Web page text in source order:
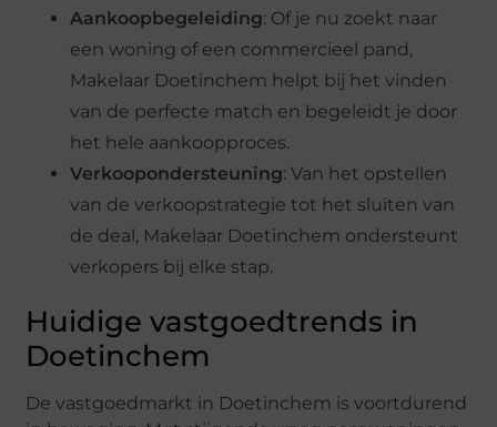
Aankoopbegeleiding: Of je nu zoekt naar
een woning of een commercieel pand,
Makelaar Doetinchem helpt bij het vinden
van de perfecte match en begeleidt je door
het hele aankoopproces.
Verkoopondersteuning: Van het opstellen
van de verkoopstrategie tot het sluiten van
de deal, Makelaar Doetinchem ondersteunt
verkopers bij elke stap.
Huidige vastgoedtrends in
Doetinchem
De vastgoedmarkt in Doetinchem is voortdurend